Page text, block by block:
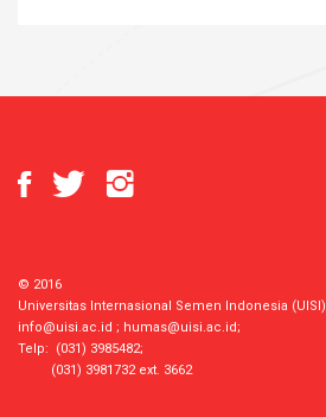
© 2016
Universitas Internasional Semen Indonesia (UISI)
info@uisi.ac.id ; humas@uisi.ac.id;
Telp: (031) 3985482;
(031) 3981732 ext. 3662